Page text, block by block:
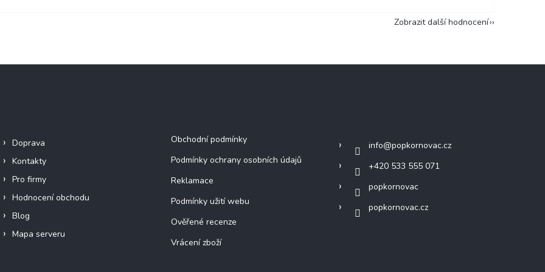
Zobrazit další hodnocení
Doprava
Kontakty
Pro firmy
Hodnocení obchodu
Blog
Mapa serveru
Obchodní podmínky
Podmínky ochrany osobních údajů
Reklamace
Podmínky užití webu
Ověřené recenze
Vrácení zboží
info@popkornovac.cz
+420 533 555 071
popkornovac
popkornovac.cz